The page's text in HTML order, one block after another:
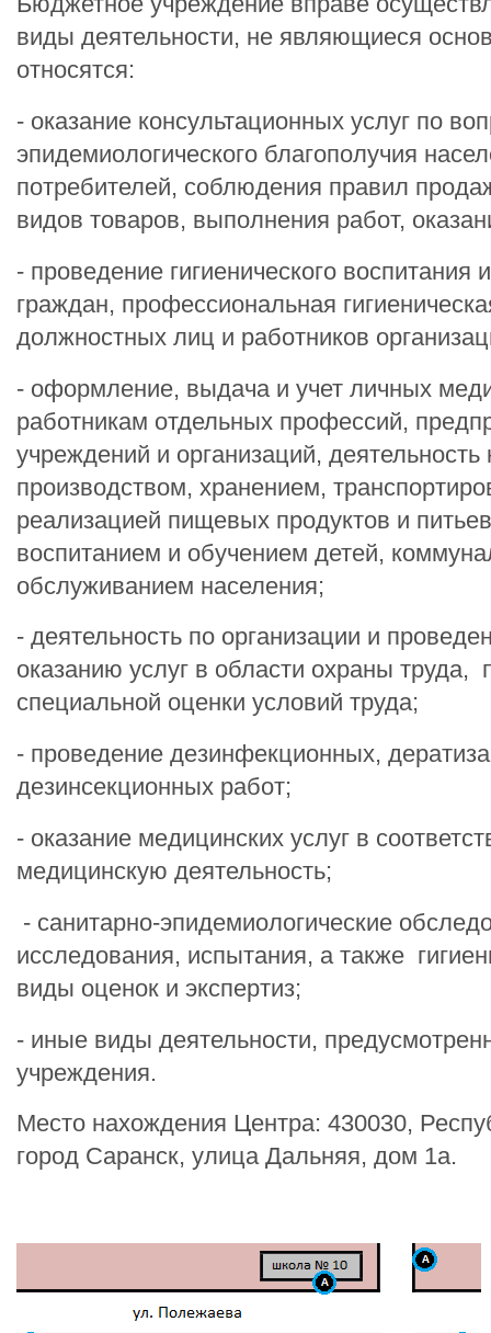
виды деятельности, не являющиеся
относятся:
- оказание консультационных услуг по
эпидемиологического благополучия
потребителей, соблюдения правил
видов товаров, выполнения работ,
- проведение гигиенического воспитания
граждан, профессиональная
должностных лиц и работников
- оформление, выдача и учет личных
работникам отдельных профессий,
учреждений и организаций, деятельность
производством, хранением,
реализацией пищевых продуктов и
воспитанием и обучением детей,
обслуживанием населения;
- деятельность по организации и
оказанию услуг в области охраны труда,
специальной оценки условий труда;
- проведение дезинфекционных,
дезинсекционных работ;
- оказание медицинских услуг в
медицинскую деятельность;
- санитарно-эпидемиологические
исследования, испытания, а также
виды оценок и экспертиз;
- иные виды деятельности,
учреждения.
Место нахождения Центра: 430030,
город Саранск, улица Дальняя, дом 1а.